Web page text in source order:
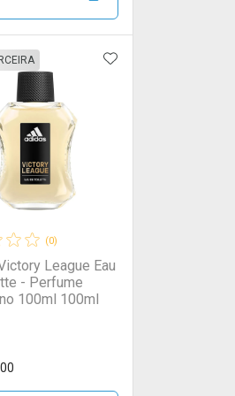
FAVORITOS
(0)
League Eau
- Perfume
100ml 100ml
ADICIONAR AOS